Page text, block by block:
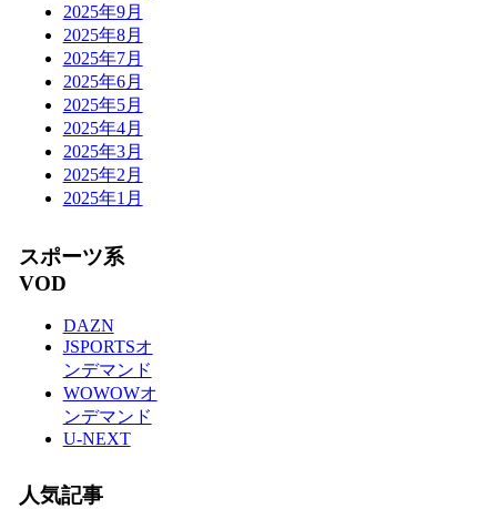
2025年9月
2025年8月
2025年7月
2025年6月
2025年5月
2025年4月
2025年3月
2025年2月
2025年1月
スポーツ系
VOD
DAZN
JSPORTSオ
ンデマンド
WOWOWオ
ンデマンド
U-NEXT
人気記事